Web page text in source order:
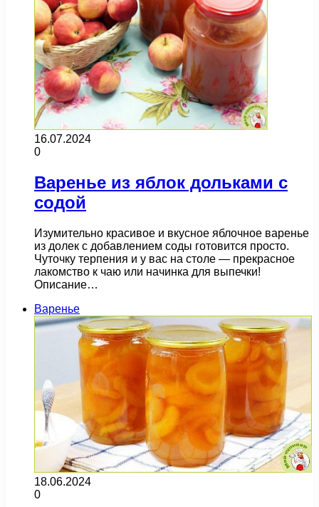
16.07.2024
0
Варенье из яблок дольками с
содой
Изумительно красивое и вкусное яблочное варенье
из долек с добавлением соды готовится просто.
Чуточку терпения и у вас на столе — прекрасное
лакомство к чаю или начинка для выпечки!
Описание…
Варенье
18.06.2024
0